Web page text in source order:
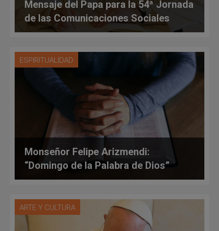
Mensaje del Papa para la 54ª Jornada
de las Comunicaciones Sociales
ESPIRITUALIDAD
Monseñor Felipe Arizmendi:
“Domingo de la Palabra de Dios”
ARTE Y CULTURA